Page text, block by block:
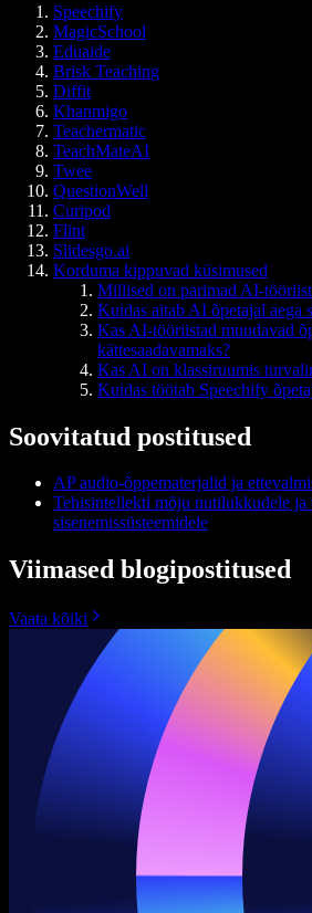
Speechify
MagicSchool
Eduaide
Brisk Teaching
Diffit
Khanmigo
Teachermatic
TeachMateAI
Twee
QuestionWell
Curipod
Flint
Slidesgo.ai
Korduma kippuvad küsimused
Millised on parimad AI-
Kuidas aitab AI õpetajal aega
Kas AI-tööriistad muudavad
kättesaadavamaks?
Kas AI on klassiruumis
Kuidas töötab Speechify
Soovitatud postitused
AP audio-õppematerjalid ja
Tehisintellekti mõju nutilukkudele ja
sisenemissüsteemidele
Viimased blogipostitused
Vaata kõiki